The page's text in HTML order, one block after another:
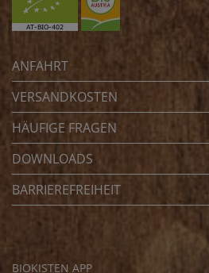
ANFAHRT
VERSANDKOSTEN
HÄUFIGE FRAGEN
DOWNLOADS
BARRIEREFREIHEIT
BIOKISTEN APP